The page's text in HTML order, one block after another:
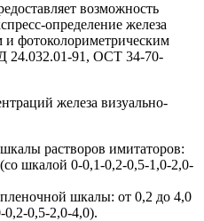
возможность
определение железа
и фотоколориметрическим
24.032.01-91, ОСТ 34-70-
железа визуально-
растворов имитаторов:
шкалой 0-0,1-0,2-0,5-1,0-2,0-
шкалы: от 0,2 до 4,0
0,5-2,0-4,0).